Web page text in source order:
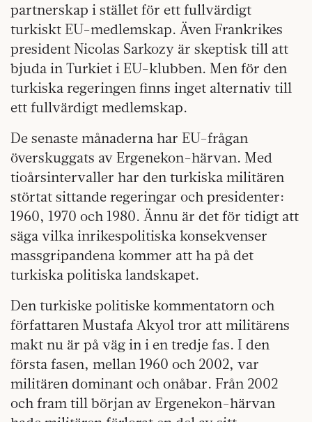
partnerskap i stället för ett fullvärdigt
turkiskt EU-medlemskap. Även Frankrikes
president Nicolas Sarkozy är skeptisk till att
bjuda in Turkiet i EU-klubben. Men för den
turkiska regeringen finns inget alternativ till
ett fullvärdigt medlemskap.
De senaste månaderna har EU-frågan
överskuggats av Ergenekon-härvan. Med
tioårsintervaller har den turkiska militären
störtat sittande regeringar och presidenter:
1960, 1970 och 1980. Ännu är det för tidigt att
säga vilka inrikespolitiska konsekvenser
massgripandena kommer att ha på det
turkiska politiska landskapet.
Den turkiske politiske kommentatorn och
författaren Mustafa Akyol tror att militärens
makt nu är på väg in i en tredje fas. I den
första fasen, mellan 1960 och 2002, var
militären dominant och onåbar. Från 2002
och fram till början av Ergenekon-härvan